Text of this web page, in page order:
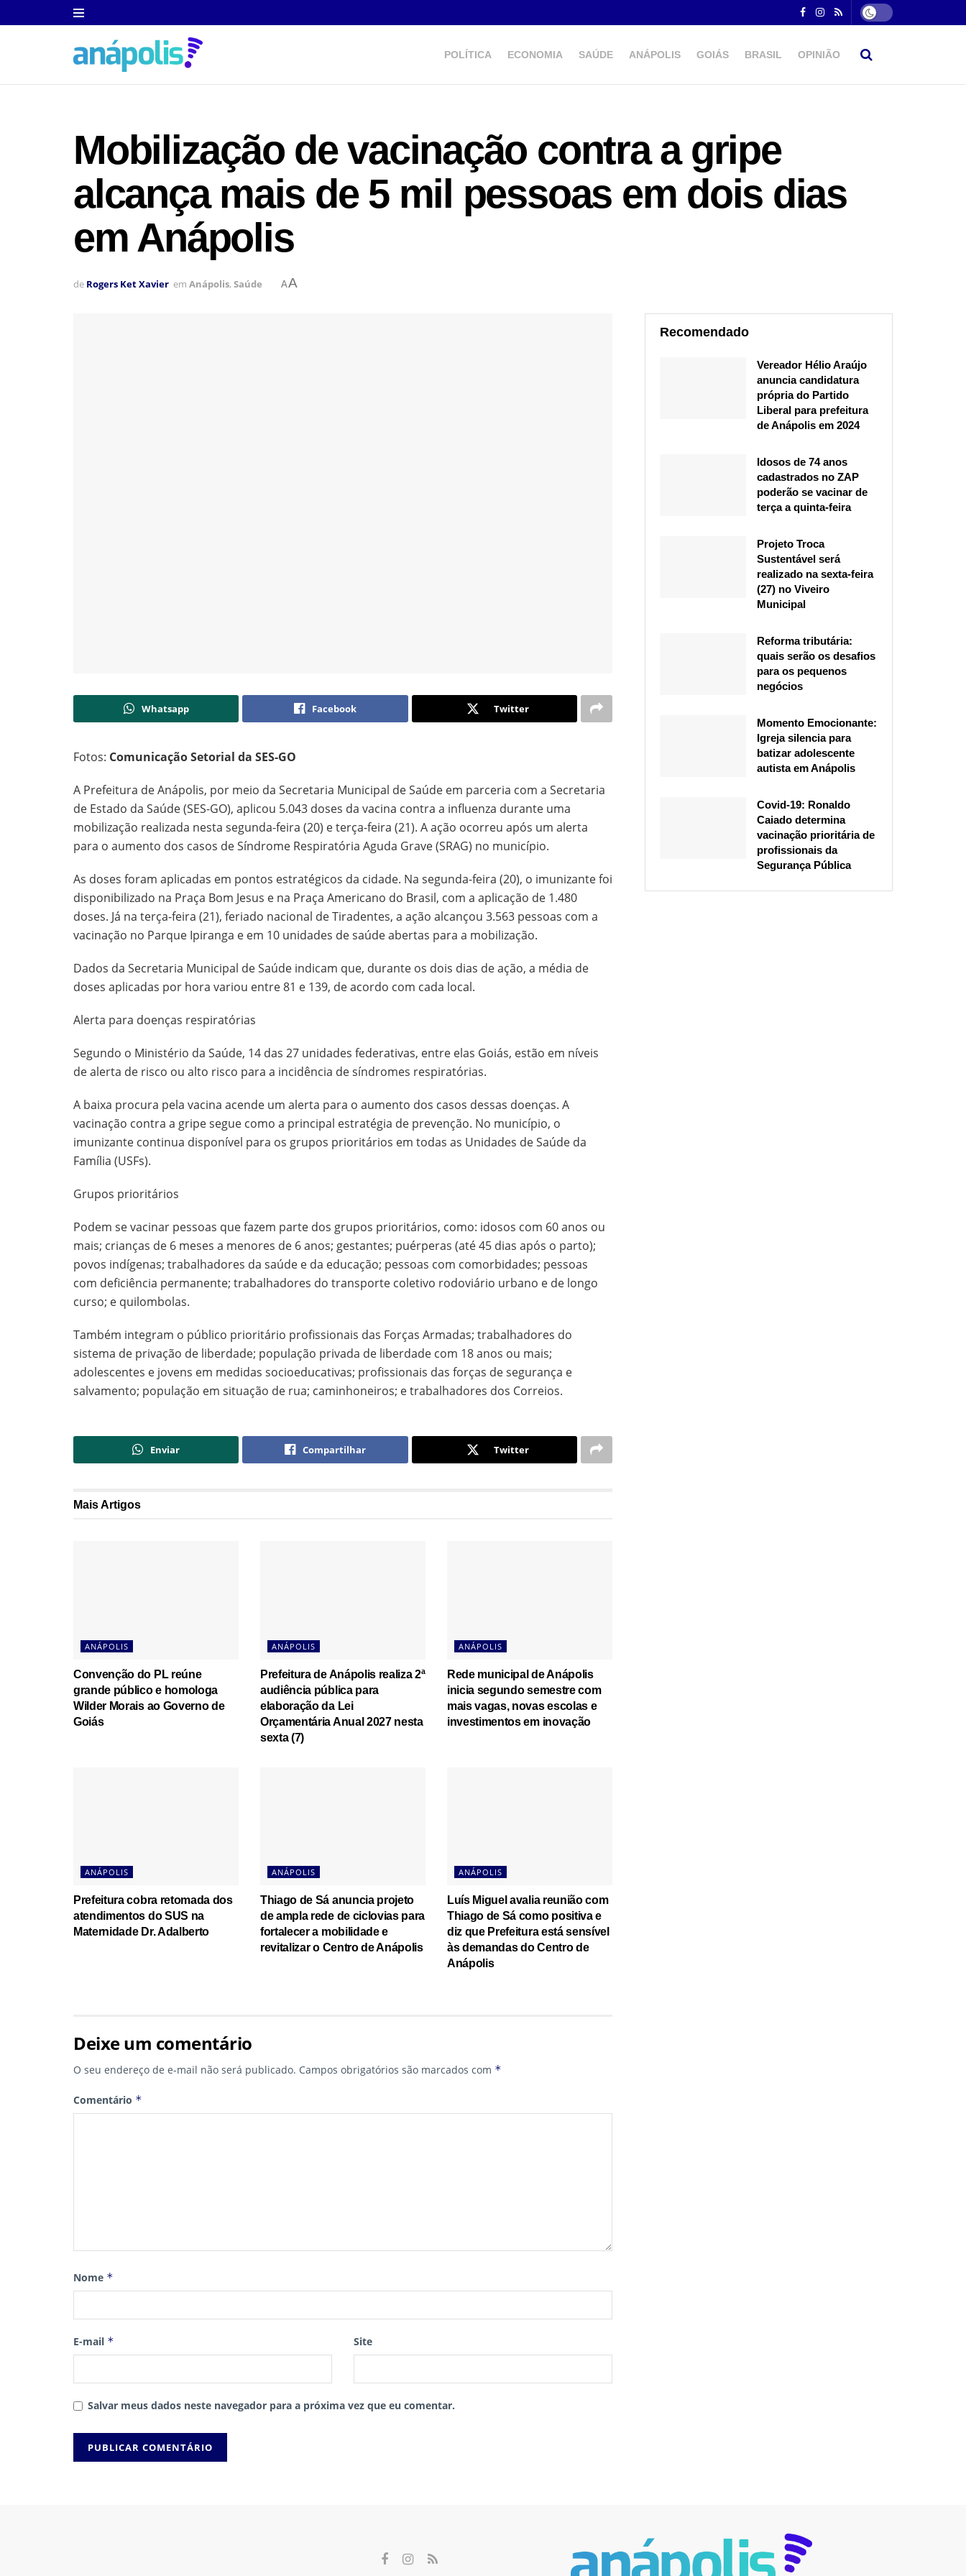
POLÍTICA ECONOMIA SAÚDE ANÁPOLIS GOIÁS BRASIL OPINIÃO
Mobilização de vacinação contra a gripe
alcança mais de 5 mil pessoas em dois dias
em Anápolis
de Rogers Ket Xavier em Anápolis, Saúde AA
Whatsapp Facebook Twitter
Fotos: Comunicação Setorial da SES-GO
A Prefeitura de Anápolis, por meio da Secretaria Municipal de Saúde em parceria com a Secretaria
de Estado da Saúde (SES-GO), aplicou 5.043 doses da vacina contra a influenza durante uma
mobilização realizada nesta segunda-feira (20) e terça-feira (21). A ação ocorreu após um alerta
para o aumento dos casos de Síndrome Respiratória Aguda Grave (SRAG) no município.
As doses foram aplicadas em pontos estratégicos da cidade. Na segunda-feira (20), o imunizante foi
disponibilizado na Praça Bom Jesus e na Praça Americano do Brasil, com a aplicação de 1.480
doses. Já na terça-feira (21), feriado nacional de Tiradentes, a ação alcançou 3.563 pessoas com a
vacinação no Parque Ipiranga e em 10 unidades de saúde abertas para a mobilização.
Dados da Secretaria Municipal de Saúde indicam que, durante os dois dias de ação, a média de
doses aplicadas por hora variou entre 81 e 139, de acordo com cada local.
Alerta para doenças respiratórias
Segundo o Ministério da Saúde, 14 das 27 unidades federativas, entre elas Goiás, estão em níveis
de alerta de risco ou alto risco para a incidência de síndromes respiratórias.
A baixa procura pela vacina acende um alerta para o aumento dos casos dessas doenças. A
vacinação contra a gripe segue como a principal estratégia de prevenção. No município, o
imunizante continua disponível para os grupos prioritários em todas as Unidades de Saúde da
Família (USFs).
Grupos prioritários
Podem se vacinar pessoas que fazem parte dos grupos prioritários, como: idosos com 60 anos ou
mais; crianças de 6 meses a menores de 6 anos; gestantes; puérperas (até 45 dias após o parto);
povos indígenas; trabalhadores da saúde e da educação; pessoas com comorbidades; pessoas
com deficiência permanente; trabalhadores do transporte coletivo rodoviário urbano e de longo
curso; e quilombolas.
Também integram o público prioritário profissionais das Forças Armadas; trabalhadores do
sistema de privação de liberdade; população privada de liberdade com 18 anos ou mais;
adolescentes e jovens em medidas socioeducativas; profissionais das forças de segurança e
salvamento; população em situação de rua; caminhoneiros; e trabalhadores dos Correios.
Enviar Compartilhar Twitter
MaisArtigos
ANÁPOLIS
Convenção do PL reúne
grande público e homologa
Wilder Morais ao Governo de
Goiás
ANÁPOLIS
Prefeitura de Anápolis realiza 2ª
audiência pública para
elaboração da Lei
Orçamentária Anual 2027 nesta
sexta (7)
ANÁPOLIS
Rede municipal de Anápolis
inicia segundo semestre com
mais vagas, novas escolas e
investimentos em inovação
ANÁPOLIS
Prefeitura cobra retomada dos
atendimentos do SUS na
Maternidade Dr. Adalberto
ANÁPOLIS
Thiago de Sá anuncia projeto
de ampla rede de ciclovias para
fortalecer a mobilidade e
revitalizar o Centro de Anápolis
ANÁPOLIS
Luís Miguel avalia reunião com
Thiago de Sá como positiva e
diz que Prefeitura está sensível
às demandas do Centro de
Anápolis
Deixe um comentário
O seu endereço de e-mail não será publicado. Campos obrigatórios são marcados com *
Comentário *
Nome *
E-mail * Site
Salvar meus dados neste navegador para a próxima vez que eu comentar.
Recomendado
Vereador Hélio Araújo
anuncia candidatura
própria do Partido
Liberal para prefeitura
de Anápolis em 2024
Idosos de 74 anos
cadastrados no ZAP
poderão se vacinar de
terça a quinta-feira
Projeto Troca
Sustentável será
realizado na sexta-feira
(27) no Viveiro
Municipal
Reforma tributária:
quais serão os desafios
para os pequenos
negócios
Momento Emocionante:
Igreja silencia para
batizar adolescente
autista em Anápolis
Covid-19: Ronaldo
Caiado determina
vacinação prioritária de
profissionais da
Segurança Pública